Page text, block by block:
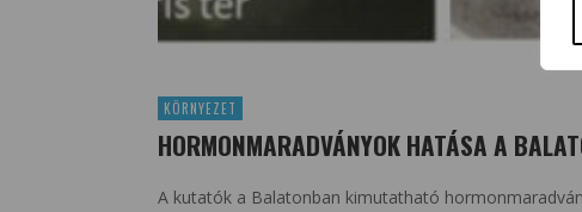
KÖRNYEZET
HORMONMARADVÁNYOK HATÁSA A
A kutatók a Balatonban kimutatható